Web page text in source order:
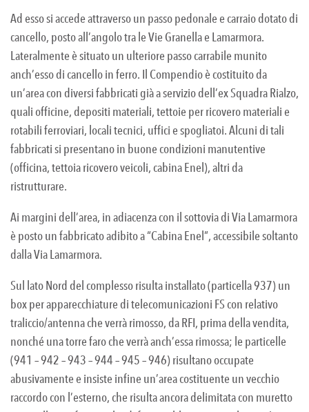
Ad esso si accede attraverso un passo pedonale e carraio dotato di
cancello, posto all’angolo tra le Vie Granella e Lamarmora.
Lateralmente è situato un ulteriore passo carrabile munito
anch’esso di cancello in ferro. Il Compendio è costituito da
un’area con diversi fabbricati già a servizio dell’ex Squadra Rialzo,
quali officine, depositi materiali, tettoie per ricovero materiali e
rotabili ferroviari, locali tecnici, uffici e spogliatoi. Alcuni di tali
fabbricati si presentano in buone condizioni manutentive
(officina, tettoia ricovero veicoli, cabina Enel), altri da
ristrutturare.
Ai margini dell’area, in adiacenza con il sottovia di Via Lamarmora
è posto un fabbricato adibito a “Cabina Enel”, accessibile soltanto
dalla Via Lamarmora.
Sul lato Nord del complesso risulta installato (particella 937) un
box per apparecchiature di telecomunicazioni FS con relativo
traliccio/antenna che verrà rimosso, da RFI, prima della vendita,
nonché una torre faro che verrà anch’essa rimossa; le particelle
(941 – 942 – 943 – 944 – 945 – 946) risultano occupate
abusivamente e insiste infine un’area costituente un vecchio
raccordo con l’esterno, che risulta ancora delimitata con muretto